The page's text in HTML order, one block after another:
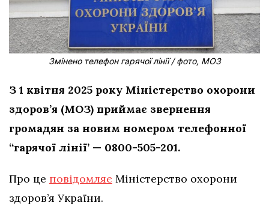
Змінено телефон гарячої лінії / фото, МОЗ
З 1 квітня 2025 року Міністерство охорони
здоров’я (МОЗ) приймає звернення
громадян за новим номером телефонної
“гарячої лінії’ — 0800-505-201.
Про це повідомляє Міністерство охорони
здоров’я України.